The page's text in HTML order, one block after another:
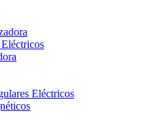
Eléctricos